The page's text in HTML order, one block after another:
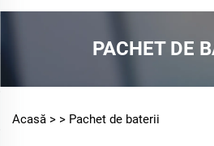
PACHET DE
Acasă > > Pachet de baterii